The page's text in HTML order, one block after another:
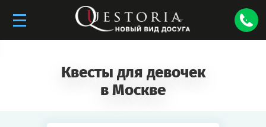
Квесты для девочек
в Москве